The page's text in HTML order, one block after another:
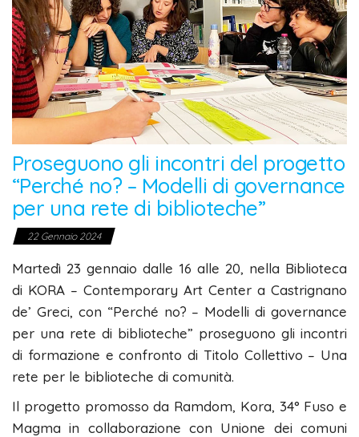
Proseguono gli incontri del progetto
“Perché no? – Modelli di governance
per una rete di biblioteche”
22 Gennaio 2024
Martedì 23 gennaio dalle 16 alle 20, nella Biblioteca
di KORA – Contemporary Art Center a Castrignano
de’ Greci, con “Perché no? – Modelli di governance
per una rete di biblioteche” proseguono gli incontri
di formazione e confronto di Titolo Collettivo – Una
rete per le biblioteche di comunità.
Il progetto promosso da Ramdom, Kora, 34° Fuso e
Magma in collaborazione con Unione dei comuni